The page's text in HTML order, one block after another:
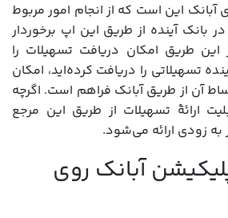
آبانک این است که از انجام امور مربوط
بانک آینده از طریق این اپ برخوردار
این طریق امکان دریافت تسهیلات را
تسهیلاتی را دریافت کرده‌اید، امکان
آن از طریق آبانک فراهم است. اگرچه
ارائۀ تسهیلات از طریق این مرجع
به زودی ارائه می‌شود.
آبانک روی